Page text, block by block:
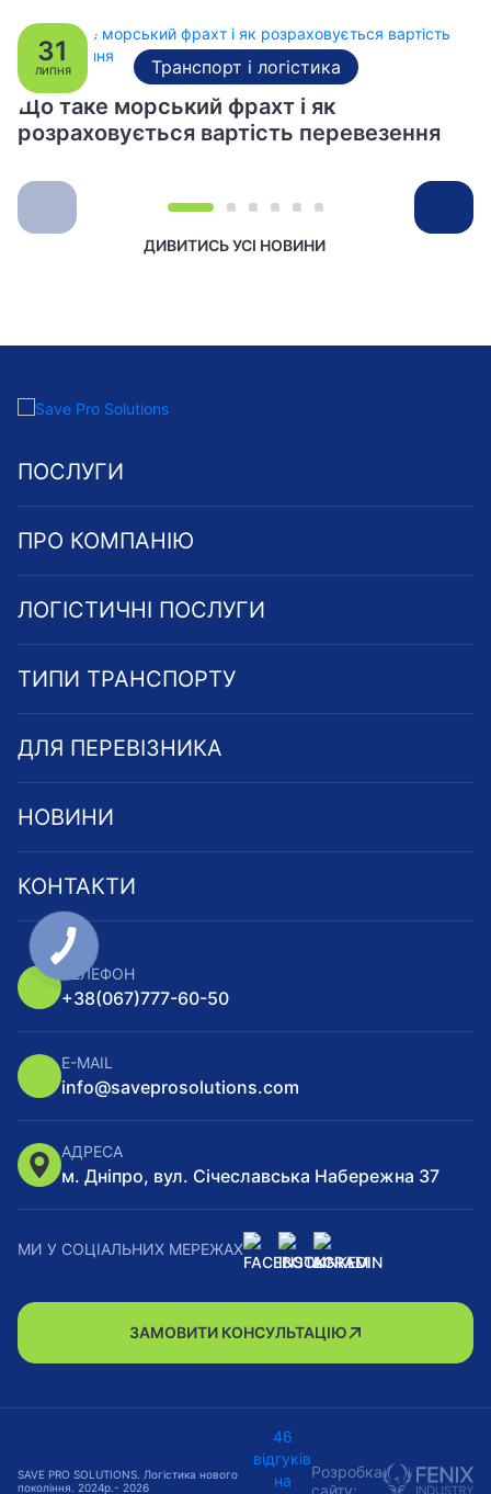
Транспорт і логістика
Що таке морський фрахт і як
розраховується вартість перевезення
31
ЛИПНЯ
ДИВИТИСЬ УСІ НОВИНИ
ПРО КОМПАНІЮ
ЛОГІСТИЧНІ ПОСЛУГИ
ТИПИ ТРАНСПОРТУ
ДЛЯ ПЕРЕВІЗНИКА
НОВИНИ
КОНТАКТИ
ПОСЛУГИ
ТЕЛЕФОН
+38(067)777-60-50
E-MAIL
info@saveprosolutions.com
АДРЕСА
м. Дніпро, вул. Січеславська Набережна 37
МИ У СОЦІАЛЬНИХ МЕРЕЖАХ
ЗАМОВИТИ КОНСУЛЬТАЦІЮ
SAVE PRO SOLUTIONS. Логістика нового
покоління. 2024р.- 2026
46
відгуків
на
Розробка
сайту: